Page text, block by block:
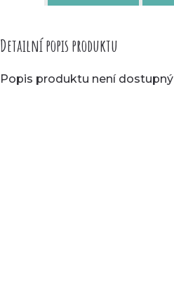
Detailní popis produktu
Popis produktu není dostupný